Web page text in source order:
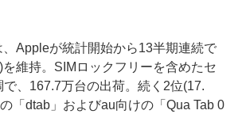
Appleが統計開始から13半期連続で
維持。SIMロックフリーを含めたセ
、167.7万台の出荷。続く2位(17.
「dtab」およびau向けの「Qua Tab 0